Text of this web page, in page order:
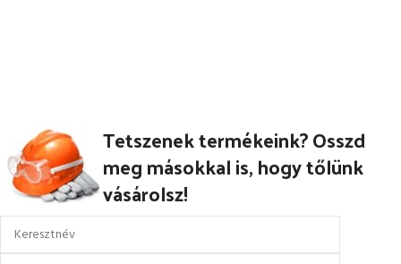
Tetszenek termékeink? Osszd
meg másokkal is, hogy tőlünk
vásárolsz!